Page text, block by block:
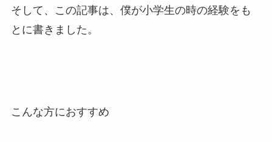
そして、この記事は、僕が小学生の時の経験をも
とに書きました。
こんな方におすすめ